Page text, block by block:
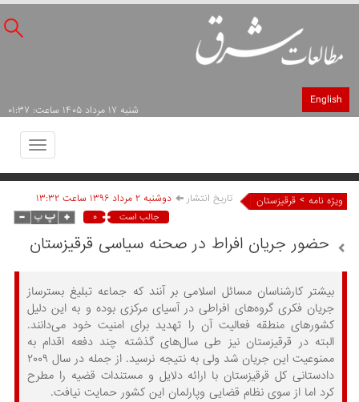
English
شنبه ۱۷ مرداد ۱۴۰۵ ساعت: ۰۱:۳۷
Toggle
ویژه نامه > قرقیزستان تاریخ انتشار دوشنبه ۲ مرداد ۱۳۹۶ ساعت ۱۳:۳۲
جالب است ۰
حضور جریان افراط در صحنه سیاسی قرقیزستان
بیشتر کار‌شناسان مسائل اسلامی بر آنند که جماعه تبلیغ بسترساز
جریان فکری گروه‌های افراطی در آسیای مرکزی بوده و به این دلیل
کشورهای منطقه فعالیت آن را تهدید برای امنیت خود می‌دانند.
البته در قرقیزستان نیز طی سال‌های گذشته چند دفعه اقدام به
ممنوعیت این جریان شد ولی به نتیجه نرسید. از جمله در سال ۲۰۰۹
دادستانی کل قرقیزستان با ارائه دلایل و مستندات قضیه را مطرح
کرد اما از سوی نظام قضایی وپارلمان این کشور حمایت نیافت.